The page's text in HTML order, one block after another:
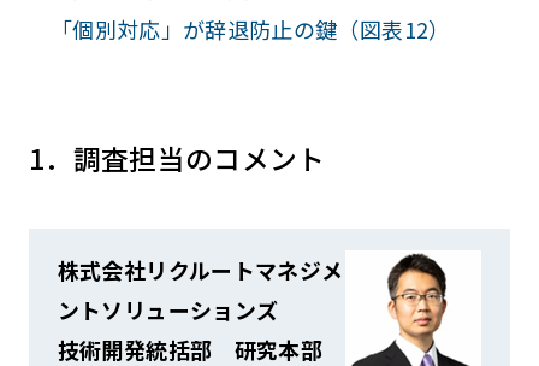
「個別対応」が辞退防止の鍵（図表12）
1．調査担当のコメント
株式会社リクルートマネジメ
ントソリューションズ
技術開発統括部 研究本部